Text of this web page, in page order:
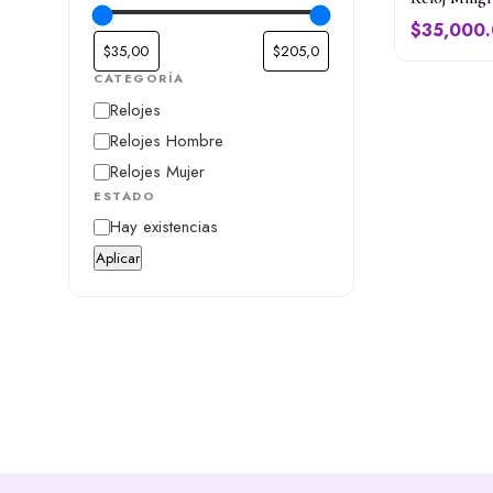
CATEGORÍA
Categoría
Relojes
Relojes Hombre
Relojes Mujer
ESTADO
Estado
Hay existencias
Aplicar
$